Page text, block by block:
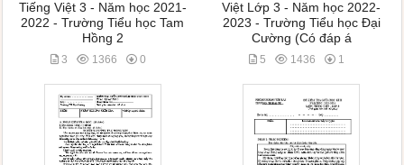
Tiếng Việt 3 - Năm học 2021-
2022 - Trường Tiểu học Tam
Hồng 2
3 1366 0
Việt Lớp 3 - Năm học 2022-
2023 - Trường Tiểu học Đại
Cường (Có đáp á
5 1436 1